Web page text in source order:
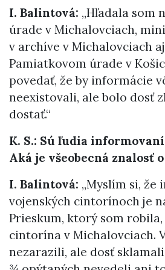
I. Balintová: „Hľadala som
úrade v Michalovciach,
v archíve v Michalovciach
Pamiatkovom úrade v
povedať, že by informácie
neexistovali, ale bolo dosť
dostať.“
K. S.: Sú ľudia
Aká je všeobecná znalosť
I. Balintová: „Myslím si, že
vojenských cintorínoch je
Prieskum, ktorý som
cintorína v Michalovciach.
nezarazili, ale dosť